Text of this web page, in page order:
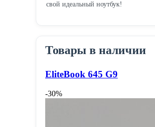
свой идеальный ноутбук!
Товары в наличии
EliteBook 645 G9
-30%